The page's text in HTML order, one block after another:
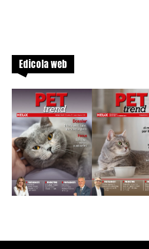
Edicola web